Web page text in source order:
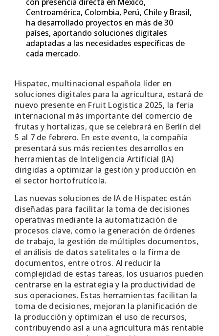
Centroamérica, Colombia, Perú, Chile y Brasil,
ha desarrollado proyectos en más de 30
países, aportando soluciones digitales
adaptadas a las necesidades específicas de
cada mercado.
Hispatec, multinacional española líder en
soluciones digitales para la agricultura, estará de
nuevo presente en Fruit Logistica 2025, la feria
internacional más importante del comercio de
frutas y hortalizas, que se celebrará en Berlín del
5 al 7 de febrero. En este evento, la compañía
presentará sus más recientes desarrollos en
herramientas de Inteligencia Artificial (IA)
dirigidas a optimizar la gestión y producción en
el sector hortofrutícola.
Las nuevas soluciones de IA de Hispatec están
diseñadas para facilitar la toma de decisiones
operativas mediante la automatización de
procesos clave, como la generación de órdenes
de trabajo, la gestión de múltiples documentos,
el análisis de datos satelitales o la firma de
documentos, entre otros. Al reducir la
complejidad de estas tareas, los usuarios pueden
centrarse en la estrategia y la productividad de
sus operaciones. Estas herramientas facilitan la
toma de decisiones, mejoran la planificación de
la producción y optimizan el uso de recursos,
contribuyendo así a una agricultura más rentable